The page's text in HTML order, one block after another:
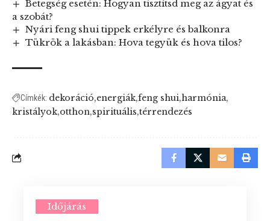
Betegség esetén: Hogyan tisztítsd meg az ágyat és
a szobát?
Nyári feng shui tippek erkélyre és balkonra
Tükrök a lakásban: Hova tegyük és hova tilos?
Címkék: dekoráció energiák feng shui harmónia
kristályok otthon spirituális térrendezés
Időjárás